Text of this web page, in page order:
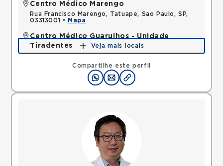
Compartilhe este perfil
Centro Médico Marengo
Rua Francisco Marengo, Tatuape, Sao Paulo, SP,
03313001 •
Mapa
Centro Médico Guarulhos - Unidade
Tiradentes
Avenida Tiradentes, Jardim Guarulhos, Guarulhos,
SP, 07090000 •
Mapa
Veja mais locais